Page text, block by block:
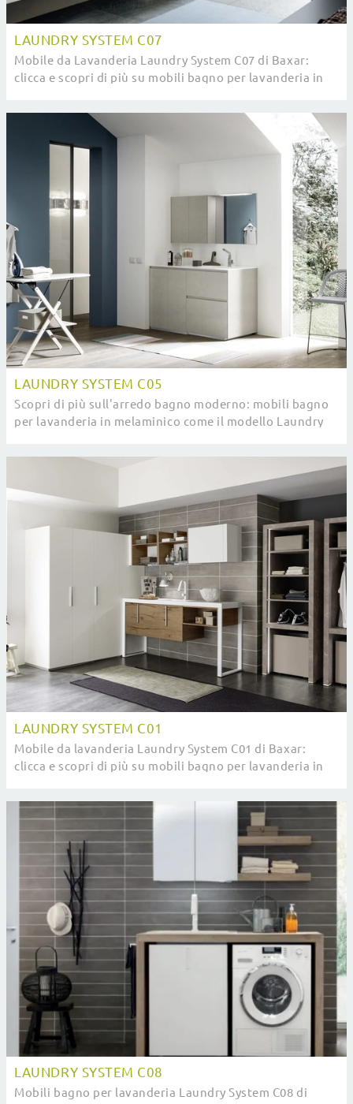
LAUNDRY SYSTEM C07
Mobile da Lavanderia Laundry System C07 di Baxar:
clicca e scopri di più su mobili bagno per lavanderia in
LAUNDRY SYSTEM C05
Scopri di più sull'arredo bagno moderno: mobili bagno
per lavanderia in melaminico come il modello Laundry
LAUNDRY SYSTEM C01
Mobile da lavanderia Laundry System C01 di Baxar:
clicca e scopri di più su mobili bagno per lavanderia in
LAUNDRY SYSTEM C08
Mobili bagno per lavanderia Laundry System C08 di